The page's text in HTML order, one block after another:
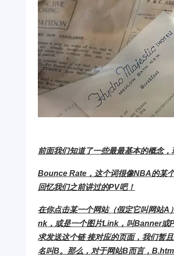
前面我们知道了一些最最基本的概念
Bounce Rate，这个词很像NBA的某
回忆我们之前讲过的PV吧！
在你点击某一个网站（假定它叫网站
nk，或是一个图片Link，叫Banner或
求发送这个链 接对应的页面，我们暂
名叫B。那么，对于网站B而言，